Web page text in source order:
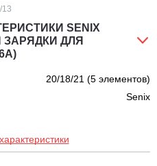
/13
SENIX
ЗАРЯДКИ ДЛЯ
20/18/21 (5 элементов)
Senix